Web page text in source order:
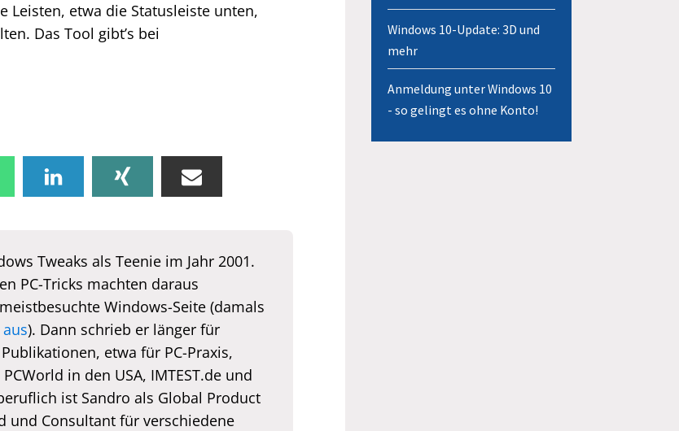
Leisten, etwa die Statusleiste unten,
Das Tool gibt’s bei
Tweaks als Teenie im Jahr 2001.
PC-Tricks machten daraus
Windows-Seite (damals
). Dann schrieb er länger für
etwa für PC-Praxis,
in den USA, IMTEST.de und
ist Sandro als Global Product
und Consultant für verschiedene
Windows 10-Update: 3D und
mehr
Anmeldung unter Windows 10
- so gelingt es ohne Konto!